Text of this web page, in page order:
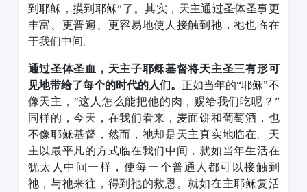
到耶稣，摸到耶稣”了。其实，天主通过圣体圣事更
丰富、更普遍、更容易地使人接触到祂，祂也临在
于我们中间。
通过圣体圣血，天主子耶稣基督将天主圣三有形可
见地带给了每个的时代的人们。 正如当年的“耶稣”不
像天主，“这人怎么能把他的肉，赐给我们吃呢？”
同样的，今天，在我们看来，麦面饼和葡萄酒，也
不像耶稣基督，然而，祂却是天主真实地临在。天
主以最平凡的方式临在我们中间，就如当年生活在
犹太人中间一样，使每一个普通人都可以接触到
祂，与祂来往，得到祂的救恩。就如在主耶稣复活